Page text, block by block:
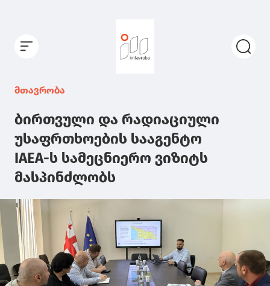
მთავრობა
ბირთვული და რადიაციული
უსაფრთხოების სააგენტო
IAEA-ს სამეცნიერო ვიზიტს
მასპინძლობს